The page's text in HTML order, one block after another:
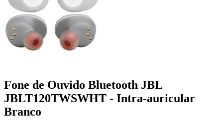
Fone de Ouvido Bluetooth JBL
JBLT120TWSWHT - Intra-auricular
Branco